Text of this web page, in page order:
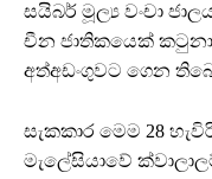
සයිබර් මූල්‍ය වංචා
චීන ජාතිකයෙක්
අත්අඩංගුවට ගෙන
සැකකාර මෙම 28
මැලේසියාවේ